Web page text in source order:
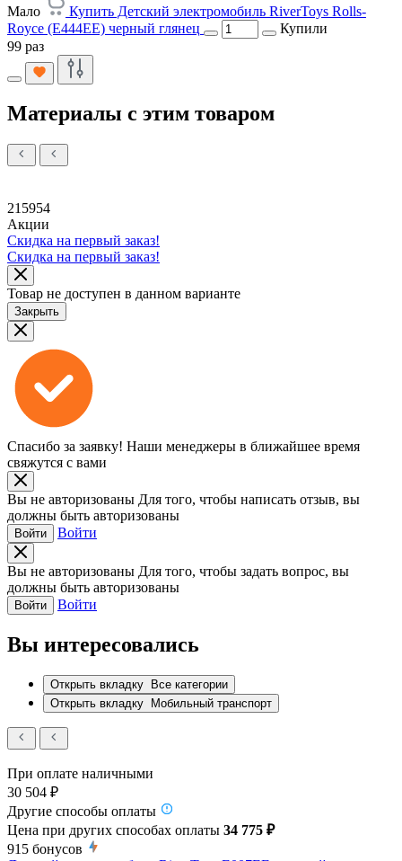
Мало
Купить Детский электромобиль RiverToys Rolls-
Royce (E444EE) черный глянец
Купили
99 раз
Материалы с этим товаром
215954
Акции
Скидка на первый заказ!
Скидка на первый заказ!
Товар не доступен в данном варианте
Закрыть
Спасибо за заявку! Наши менеджеры в ближайшее время
свяжутся с вами
Вы не авторизованы Для того, чтобы написать отзыв, вы
должны быть авторизованы
Войти Войти
Вы не авторизованы Для того, чтобы задать вопрос, вы
должны быть авторизованы
Войти Войти
Вы интересовались
Открыть вкладку
Все категории
Открыть вкладку
Мобильный транспорт
При оплате наличными
30 504 ₽
Другие способы оплаты
Цена при других способах оплаты 34 775 ₽
915 бонусов